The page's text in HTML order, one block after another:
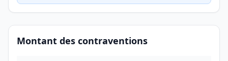
Montant des contraventions